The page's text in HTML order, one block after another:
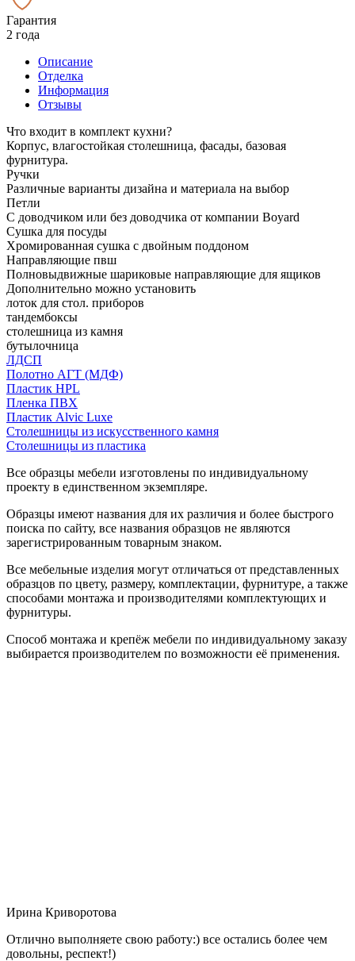
Гарантия
2 года
Описание
Отделка
Информация
Отзывы
Что входит в комплект кухни?
Корпус, влагостойкая столешница, фасады, базовая
фурнитура.
Ручки
Различные варианты дизайна и материала на выбор
Петли
С доводчиком или без доводчика от компании Boyard
Сушка для посуды
Хромированная сушка с двойным поддоном
Направляющие пвш
Полновыдвижные шариковые направляющие для ящиков
Дополнительно можно установить
лоток для стол. приборов
тандембоксы
столешница из камня
бутылочница
ЛДСП
Полотно АГТ (МДФ)
Пластик HPL
Пленка ПВХ
Пластик Alvic Luxe
Столешницы из искусственного камня
Столешницы из пластика
Все образцы мебели изготовлены по индивидуальному
проекту в единственном экземпляре.
Образцы имеют названия для их различия и более быстрого
поиска по сайту, все названия образцов не являются
зарегистрированным товарным знаком.
Все мебельные изделия могут отличаться от представленных
образцов по цвету, размеру, комплектации, фурнитуре, а также
способами монтажа и производителями комплектующих и
фурнитуры.
Способ монтажа и крепёж мебели по индивидуальному заказу
выбирается производителем по возможности её применения.
Ирина Криворотова
Отлично выполняете свою работу:) все остались более чем
довольны, респект!)